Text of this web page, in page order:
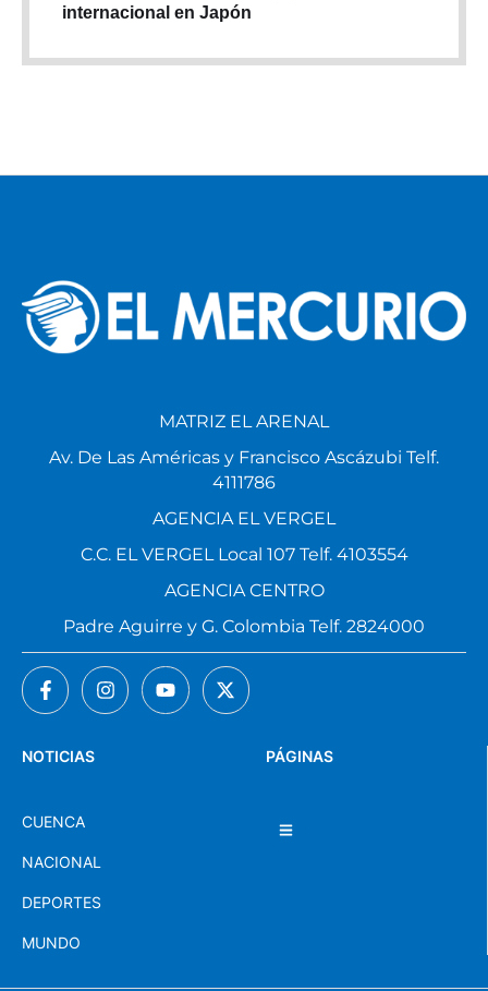
internacional en Japón
PÁGINAS
NOTICIAS
CUENCA
NACIONAL
DEPORTES
MUNDO
MATRIZ EL ARENAL
Av. De Las Américas y Francisco Ascázubi Telf.
4111786
AGENCIA EL VERGEL
C.C. EL VERGEL Local 107 Telf. 4103554
AGENCIA CENTRO
Padre Aguirre y G. Colombia Telf. 2824000